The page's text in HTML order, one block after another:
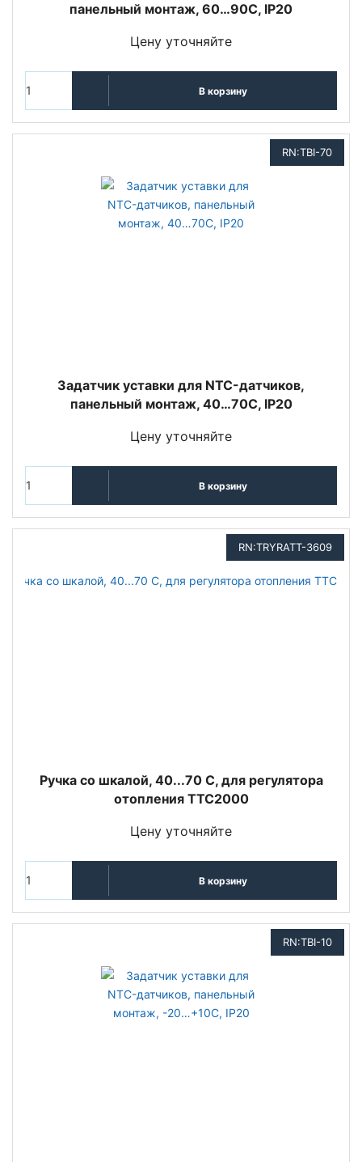
панельный монтаж, 60…90С, IP20
Цену уточняйте
В корзину
RN:TBI-70
Задатчик уставки для NTC-датчиков,
панельный монтаж, 40…70С, IP20
Цену уточняйте
В корзину
RN:TRYRATT-3609
Ручка со шкалой, 40...70 С, для регулятора
отопления TTC2000
Цену уточняйте
В корзину
RN:TBI-10